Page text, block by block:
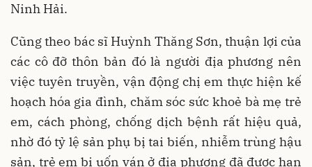
Ninh Hải.
Cũng theo bác sĩ Huỳnh Thăng Sơn, thuận lợi của
các cô đỡ thôn bản đó là người địa phương nên
việc tuyên truyền, vận động chị em thực hiện kế
hoạch hóa gia đình, chăm sóc sức khoẻ bà mẹ trẻ
em, cách phòng, chống dịch bệnh rất hiệu quả,
nhờ đó tỷ lệ sản phụ bị tai biến, nhiễm trùng hậu
sản, trẻ em bị uốn ván ở địa phương đã được hạn